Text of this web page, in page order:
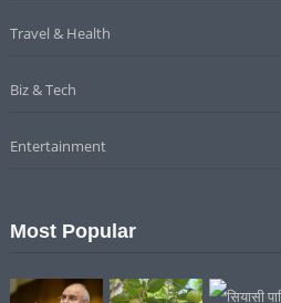
Travel & Health
Biz & Tech
Entertainment
Most Popular